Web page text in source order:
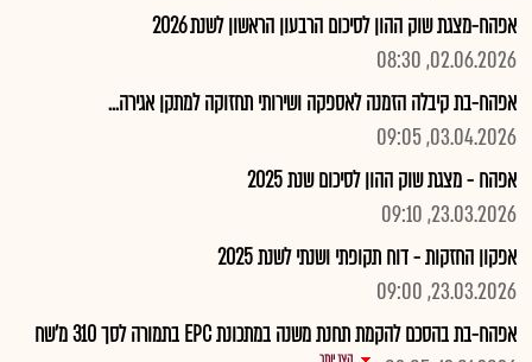
אפהח-מצגת שוק ההון לסיכום הרבעון הראשון לשנת 2026
02.06.2026, 08:30
אפהח-בת קיבלה הזמנה לאספקה ושירותי תחזוקה למתקן אגירה...
03.04.2026, 09:05
אפהח - מצגת שוק ההון לסיכום שנת 2025
23.03.2026, 09:10
אפקון החזקות - דוח תקופתי ושנתי לשנת 2025
23.03.2026, 09:00
אפהח-בת בהסכם להקמת תחנת משנה במתכונת EPC בתמורה לסך 310 מ'שח